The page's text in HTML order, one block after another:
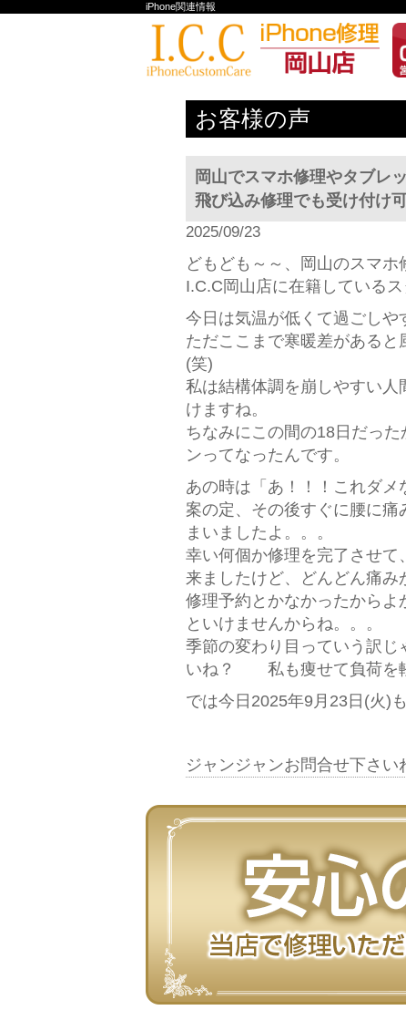
iPhone関連情報
お客様の声
岡山でスマホ修理やタブレ
飛び込み修理でも受け付け
2025/09/23
どもども～～、岡山のスマホ
I.C.C岡山店に在籍しているス
今日は気温が低くて過ごしや
ただここまで寒暖差がある
(笑)
私は結構体調を崩しやすい
けますね。
ちなみにこの間の18日だっ
ンってなったんです。
あの時は「あ！！！これダメ
案の定、その後すぐに腰に
まいましたよ。。。
幸い何個か修理を完了させ
来ましたけど、どんどん痛み
修理予約とかなかったから
といけませんからね。。。
季節の変わり目っていう訳じ
いね？ 私も痩せて負荷を軽
では今日2025年9月23日(火)
ジャンジャンお問合せ下さい